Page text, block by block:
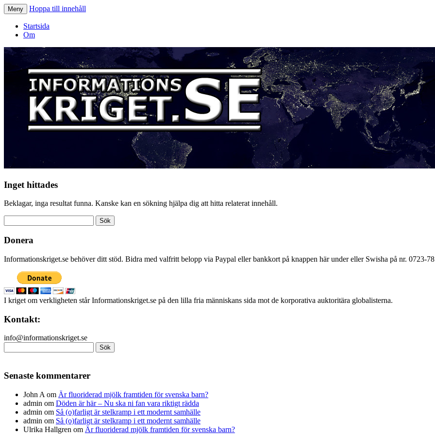
Informationskriget.se
Meny Hoppa till innehåll
Startsida
Om
Inget hittades
Beklagar, inga resultat funna. Kanske kan en sökning hjälpa dig att hitta relaterat innehåll.
efter:
Donera
Informationskriget.se behöver ditt stöd. Bidra med valfritt belopp via Paypal eller bankkort på knappen här under eller Swisha på nr. 0723-
I kriget om verkligheten står Informationskriget.se på den lilla fria människans sida mot de korporativa auktoritära globalisterna.
Kontakt:
info@informationskriget.se
efter:
Senaste kommentarer
John A om Är fluoriderad mjölk framtiden för svenska barn?
admin om Döden är här – Nu ska ni fan vara riktigt rädda
admin om Så (o)farligt är stelkramp i ett modernt samhälle
admin om Så (o)farligt är stelkramp i ett modernt samhälle
Ulrika Hallgren om Är fluoriderad mjölk framtiden för svenska barn?